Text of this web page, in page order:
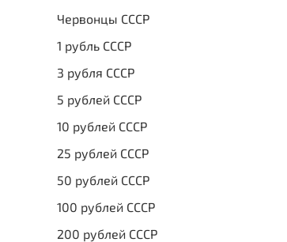
Червонцы СССР
1 рубль СССР
3 рубля СССР
5 рублей СССР
10 рублей СССР
25 рублей СССР
50 рублей СССР
100 рублей СССР
200 рублей СССР